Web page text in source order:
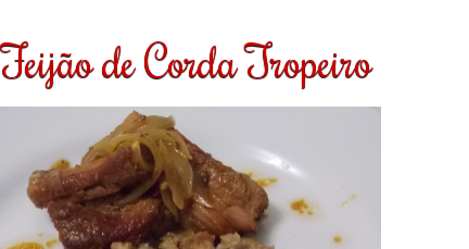
Feijão de Corda Tropeiro